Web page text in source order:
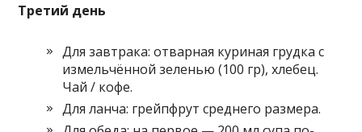
Третий день
Для завтрака: отварная куриная грудка с
измельчённой зеленью (100 гр), хлебец.
Чай / кофе.
Для ланча: грейпфрут среднего размера.